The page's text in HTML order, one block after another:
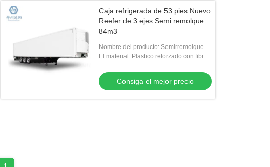
Caja refrigerada de 53 pies Nuevo
Reefer de 3 ejes Semi remolque
84m3
Nombre del producto: Semirremolque
refrigerado
El material: Plastico reforzado con fibra
vidrio
Consiga el mejor precio